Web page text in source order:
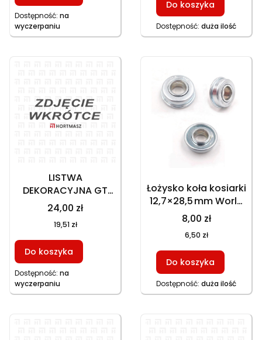
Dostępność: na
wyczerpaniu
GT 153NKS, HKS 650N1
Do koszyka
Dostępność: duża ilość
LISTWA
DEKORACYJNA GT
146NEKS
24,00 zł
19,51 zł
Do koszyka
Dostępność: na
wyczerpaniu
Łożysko koła kosiarki
12,7×28,5 mm World
Jieling Lonvi Green
World, część
zamienna
8,00 zł
6,50 zł
Do koszyka
Dostępność: duża ilość